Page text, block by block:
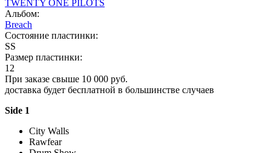
TWENTY ONE PILOTS
Альбом:
Breach
Состояние пластинки:
SS
Размер пластинки:
12
При заказе свыше 10 000 руб.
доставка будет бесплатной в большинстве случаев
Side 1
City Walls
Rawfear